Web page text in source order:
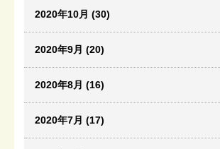
2020年10月 (30)
2020年9月 (20)
2020年8月 (16)
2020年7月 (17)